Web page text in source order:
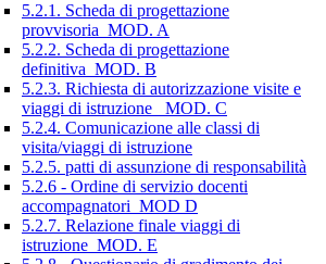
5.2.1. Scheda di progettazione
provvisoria_MOD. A
5.2.2. Scheda di progettazione
definitiva_MOD. B
5.2.3. Richiesta di autorizzazione visite e
viaggi di istruzione_ MOD. C
5.2.4. Comunicazione alle classi di
visita/viaggi di istruzione
5.2.5. patti di assunzione di responsabilità
5.2.6 - Ordine di servizio docenti
accompagnatori_MOD D
5.2.7. Relazione finale viaggi di
istruzione_MOD. E